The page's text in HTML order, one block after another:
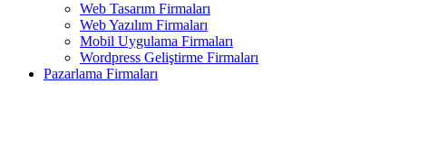
Web Tasarım Firmaları
Web Yazılım Firmaları
Mobil Uygulama Firmaları
Wordpress Geliştirme Firmaları
Pazarlama Firmaları